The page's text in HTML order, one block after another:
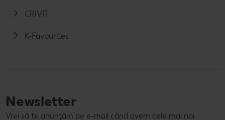
CRIVIT
K-Favourites
Newsletter
Vrei să te anunțăm pe e-mail când avem cele mai noi